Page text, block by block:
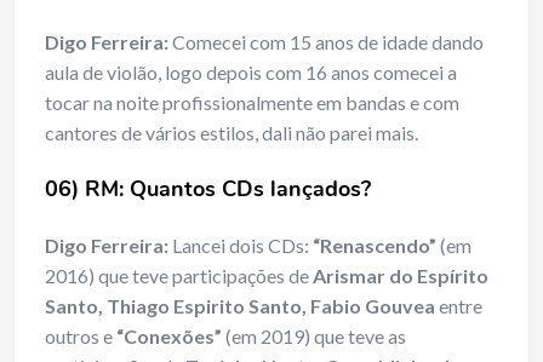
Digo Ferreira:Comecei com 15 anos de idade dando
aula de violão, logo depois com 16 anos comecei a
tocar na noite profissionalmente em bandas e com
cantores de vários estilos, dali não parei mais.
06) RM: Quantos CDs lançados?
Digo Ferreira: Lancei dois CDs: “Renascendo” (em
2016) que teve participações deArismar do Espírito
Santo, Thiago Espirito Santo, Fabio Gouvea entre
outros e “Conexões” (em 2019) que teve as